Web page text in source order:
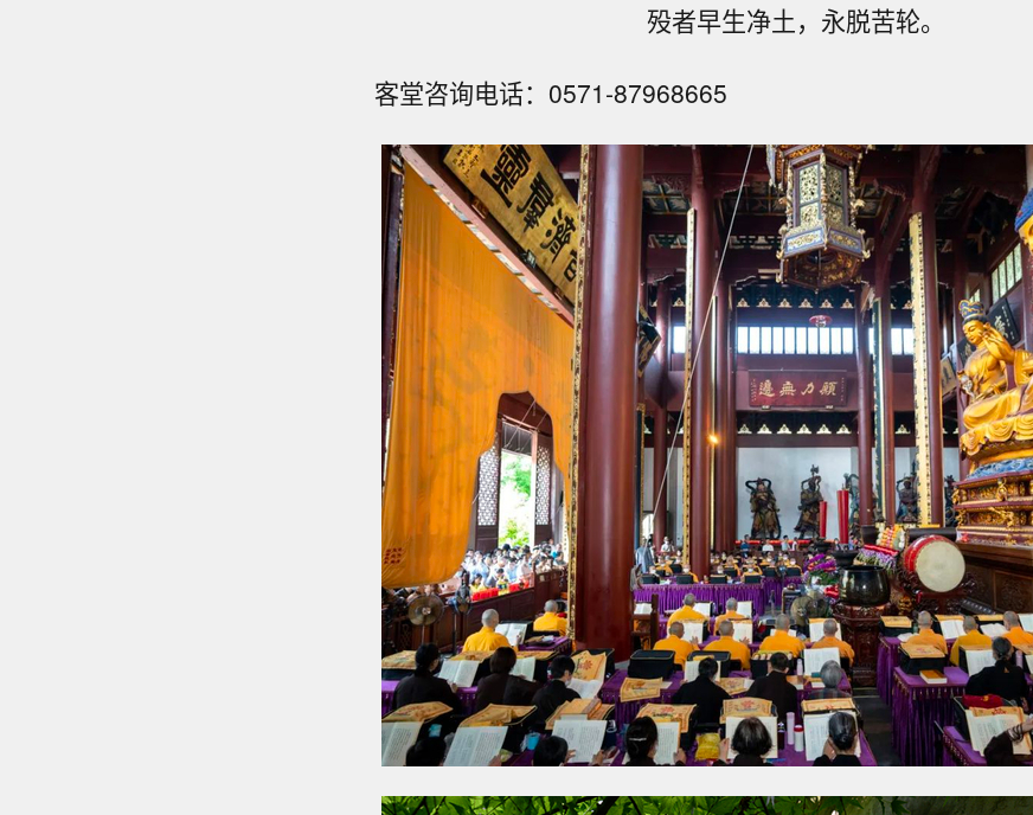
殁者早生净土，永脱苦轮。
客堂咨询电话：0571-87968665